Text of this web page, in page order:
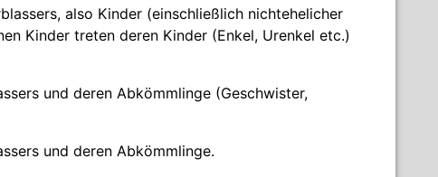
also Kinder (einschließlich nichtehelicher
Kinder treten deren Kinder (Enkel, Urenkel etc.)
und deren Abkömmlinge (Geschwister,
und deren Abkömmlinge.